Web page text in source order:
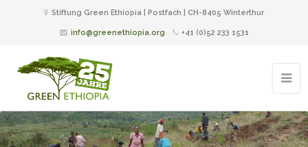
Stiftung Green Ethiopia | Postfach | CH-8405 Winterthur
info@greenethiopia.org +41 (0)52 233 1531